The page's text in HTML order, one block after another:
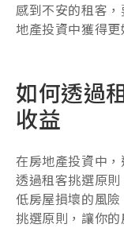
感到不安的租客
地產投資中獲得
如何透過
收益
在房地產投資中
透過租客挑選原
低房屋損壞的風
挑選原則，讓你